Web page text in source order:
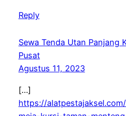
Reply
Sewa Tenda Utan Panjang
Pusat
Agustus 11, 2023
[…]
https://